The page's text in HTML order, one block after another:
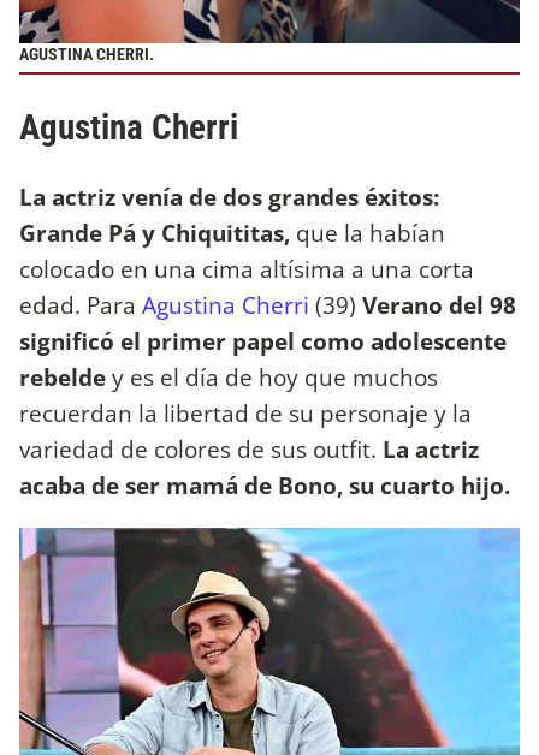
AGUSTINA CHERRI.
Agustina Cherri
La actriz venía de dos grandes éxitos:
Grande Pá y Chiquititas, que la habían
colocado en una cima altísima a una corta
edad. Para Agustina Cherri (39) Verano del 98
significó el primer papel como adolescente
rebeldey es el día de hoy que muchos
recuerdan la libertad de su personaje y la
variedad de colores de sus outfit. La actriz
acaba de ser mamá de Bono, su cuarto hijo.